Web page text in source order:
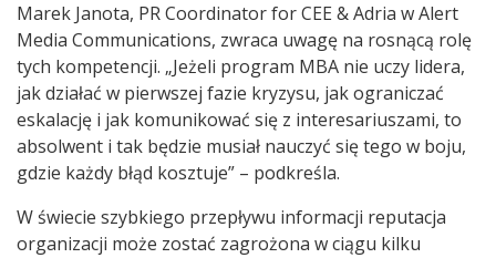
Marek Janota, PR Coordinator for CEE & Adria w Alert
Media Communications, zwraca uwagę na rosnącą rolę
tych kompetencji. „Jeżeli program MBA nie uczy lidera,
jak działać w pierwszej fazie kryzysu, jak ograniczać
eskalację i jak komunikować się z interesariuszami, to
absolwent i tak będzie musiał nauczyć się tego w boju,
gdzie każdy błąd kosztuje” – podkreśla.
W świecie szybkiego przepływu informacji reputacja
organizacji może zostać zagrożona w ciągu kilku